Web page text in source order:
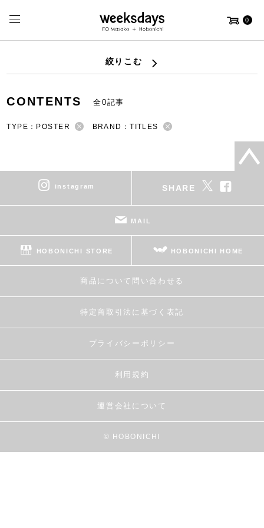
0
絞りこむ
CONTENTS 全0記事
TYPE：POSTER BRAND：TITLES
instagram SHARE
MAIL
HOBONICHI STORE HOBONICHI HOME
商品について問い合わせる
特定商取引法に基づく表記
プライバシーポリシー
利用規約
運営会社について
© HOBONICHI